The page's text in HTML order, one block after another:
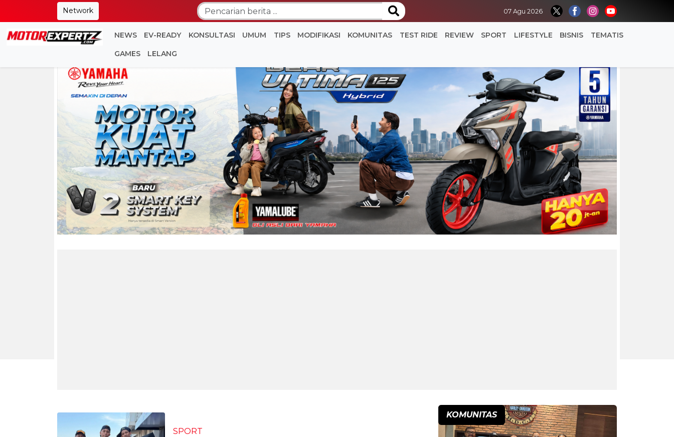
Network 07 Agu 2026
NEWS EV-READY KONSULTASI UMUM TIPS MODIFIKASI KOMUNITAS TEST RIDE REVIEW SPORT LIFESTYLE BISNIS TEMATIS
GAMES LELANG
SPORT
KOMUNITAS